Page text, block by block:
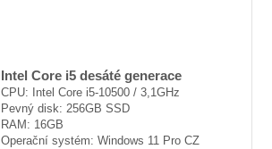
Intel Core i5 desáté generace
CPU: Intel Core i5-10500 / 3,1GHz
Pevný disk: 256GB SSD
RAM: 16GB
Operační systém: Windows 11 Pro CZ